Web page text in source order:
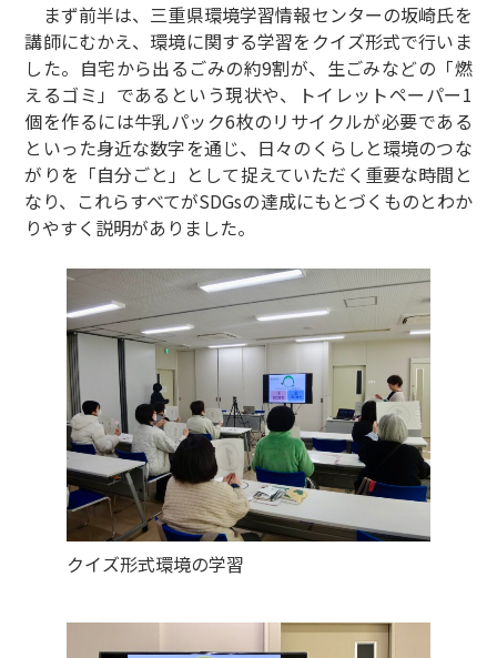
まず前半は、三重県環境学習情報センターの坂崎氏を
講師にむかえ、環境に関する学習をクイズ形式で行いま
した。自宅から出るごみの約9割が、生ごみなどの「燃
えるゴミ」であるという現状や、トイレットペーパー1
個を作るには牛乳パック6枚のリサイクルが必要である
といった身近な数字を通じ、日々のくらしと環境のつな
がりを「自分ごと」として捉えていただく重要な時間と
なり、これらすべてがSDGsの達成にもとづくものとわか
りやすく説明がありました。
クイズ形式環境の学習